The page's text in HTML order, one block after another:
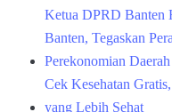
Ketua DPRD Banten
Banten, Tegaskan
Perekonomian Daerah
Cek Kesehatan
yang Lebih Sehat